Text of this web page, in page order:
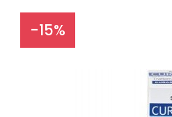
-15%